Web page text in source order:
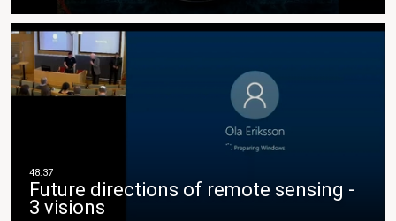
Future directions of remote sensing -
3 visions